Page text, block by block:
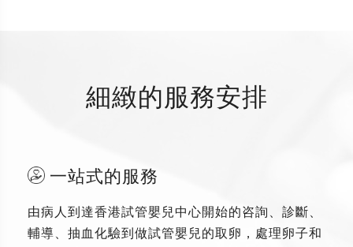
細緻的服務安排
一站式的服務
由病人到達香港試管嬰兒中心開始的咨詢、診斷、
輔導、抽血化驗到做試管嬰兒的取卵，處理卵子和